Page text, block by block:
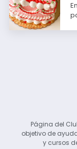
Página del
objetivo de
y cursos